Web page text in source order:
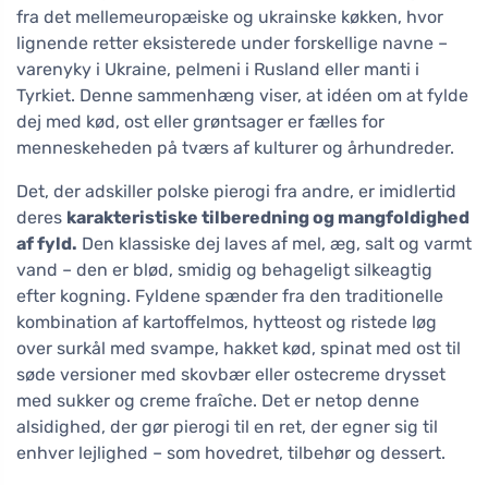
fra det mellemeuropæiske og ukrainske køkken, hvor
lignende retter eksisterede under forskellige navne –
varenyky i Ukraine, pelmeni i Rusland eller manti i
Tyrkiet. Denne sammenhæng viser, at idéen om at fylde
dej med kød, ost eller grøntsager er fælles for
menneskeheden på tværs af kulturer og århundreder.
Det, der adskiller polske pierogi fra andre, er imidlertid
deres karakteristiske tilberedning og mangfoldighed
af fyld. Den klassiske dej laves af mel, æg, salt og varmt
vand – den er blød, smidig og behageligt silkeagtig
efter kogning. Fyldene spænder fra den traditionelle
kombination af kartoffelmos, hytteost og ristede løg
over surkål med svampe, hakket kød, spinat med ost til
søde versioner med skovbær eller ostecreme drysset
med sukker og creme fraîche. Det er netop denne
alsidighed, der gør pierogi til en ret, der egner sig til
enhver lejlighed – som hovedret, tilbehør og dessert.